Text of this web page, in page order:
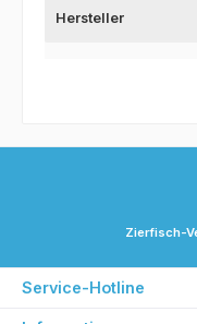
Hersteller
Zierfisch-
Service-Hotline